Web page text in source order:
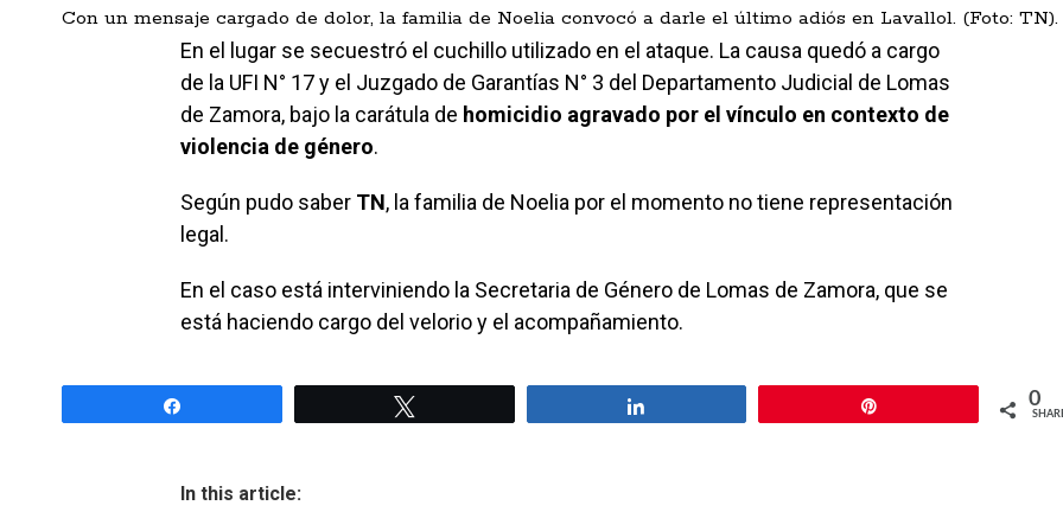
Con un mensaje cargado de dolor, la familia de Noelia convocó a darle el último adiós en Lavallol. (Foto: TN).
En el lugar se secuestró el cuchillo utilizado en el ataque. La causa quedó a cargo
de la UFI N° 17 y el Juzgado de Garantías N° 3 del Departamento Judicial de Lomas
de Zamora, bajo la carátula de homicidio agravado por el vínculo en contexto de
violencia de género.
Según pudo saber TN, la familia de Noelia por el momento no tiene representación
legal.
En el caso está interviniendo la Secretaria de Género de Lomas de Zamora, que se
está haciendo cargo del velorio y el acompañamiento.
0
In this article: